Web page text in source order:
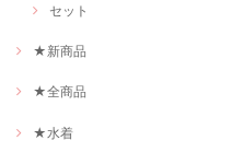
セット
★新商品
★全商品
★水着